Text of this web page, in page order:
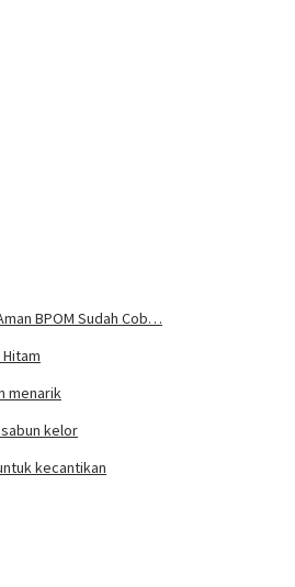
BPOM Sudah Cob…
menarik
kelor
kecantikan